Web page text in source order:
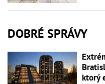
DOBRÉ SPRÁVY
ktorý